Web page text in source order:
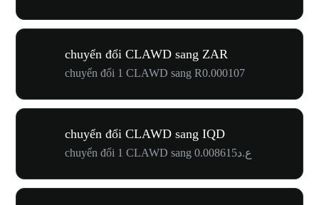
chuyển đổi CLAWD sang ZAR
chuyển đổi 1 CLAWD sang R0.000107
chuyển đổi CLAWD sang IQD
chuyển đổi 1 CLAWD sang ع.د0.008615